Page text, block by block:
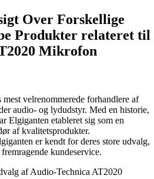
Over Forskellige
Produkter relateret til
Mikrofon
velrenommerede forhandlere af
audio- og lydudstyr. Med en historie,
Elgiganten etableret sig som en
af kvalitetsprodukter.
er kendt for deres store udvalg,
kundeservice.
af Audio-Technica AT2020